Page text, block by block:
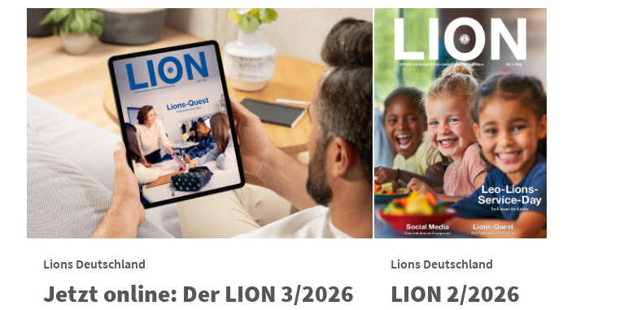
Lions Deutschland
Jetzt online: Der LION 3/2026
Lions Deutschland
LION 2/2026